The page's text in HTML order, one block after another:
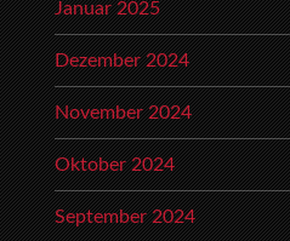
Januar 2025
Dezember 2024
November 2024
Oktober 2024
September 2024